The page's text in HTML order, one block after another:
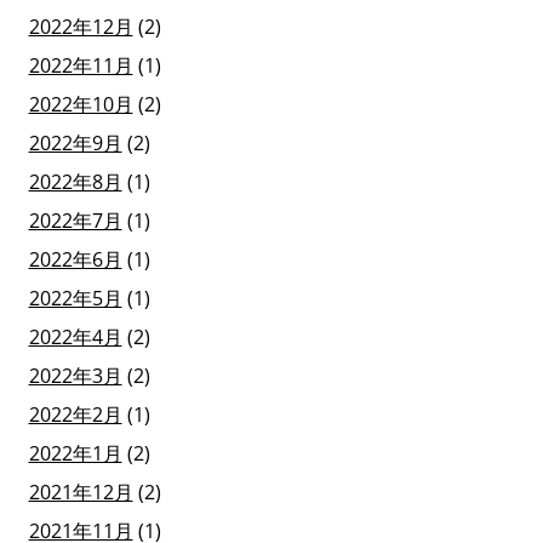
2022年12月 (2)
2022年11月 (1)
2022年10月 (2)
2022年9月 (2)
2022年8月 (1)
2022年7月 (1)
2022年6月 (1)
2022年5月 (1)
2022年4月 (2)
2022年3月 (2)
2022年2月 (1)
2022年1月 (2)
2021年12月 (2)
2021年11月 (1)